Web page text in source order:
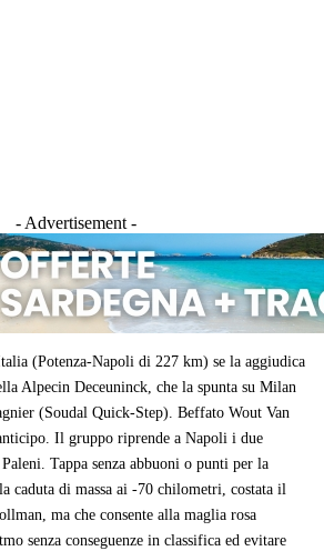
- Advertisement -
(Potenza-Napoli di 227 km) se la aggiudica
Alpecin Deceuninck, che la spunta su Milan
(Soudal Quick-Step). Beffato Wout Van
Il gruppo riprende a Napoli i due
Tappa senza abbuoni o punti per la
caduta di massa ai -70 chilometri, costata il
ma che consente alla maglia rosa
senza conseguenze in classifica ed evitare